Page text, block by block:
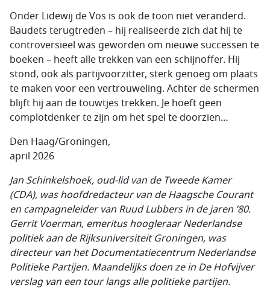
Onder Lidewij de Vos is ook de toon niet veranderd.
Baudets terugtreden – hij realiseerde zich dat hij te
controversieel was geworden om nieuwe successen te
boeken – heeft alle trekken van een schijnoffer. Hij
stond, ook als partijvoorzitter, sterk genoeg om plaats
te maken voor een vertrouweling. Achter de schermen
blijft hij aan de touwtjes trekken. Je hoeft geen
complotdenker te zijn om het spel te doorzien…
Den Haag/Groningen,
april 2026
Jan Schinkelshoek, oud-lid van de Tweede Kamer
(CDA), was hoofdredacteur van de Haagsche Courant
en campagneleider van Ruud Lubbers in de jaren ’80.
Gerrit Voerman, emeritus hoogleraar Nederlandse
politiek aan de Rijksuniversiteit Groningen, was
directeur van het Documentatiecentrum Nederlandse
Politieke Partijen. Maandelijks doen ze in De Hofvijver
verslag van een tour langs alle politieke partijen.